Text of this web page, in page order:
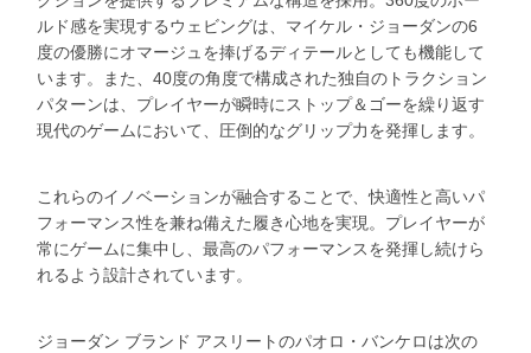
ルド感を実現するウェビングは、マイケル・ジョーダンの6
度の優勝にオマージュを捧げるディテールとしても機能して
います。また、40度の角度で構成された独自のトラクション
パターンは、プレイヤーが瞬時にストップ＆ゴーを繰り返す
現代のゲームにおいて、圧倒的なグリップ力を発揮します。
これらのイノベーションが融合することで、快適性と高いパ
フォーマンス性を兼ね備えた履き心地を実現。プレイヤーが
常にゲームに集中し、最高のパフォーマンスを発揮し続けら
れるよう設計されています。
ジョーダン ブランド アスリートのパオロ・バンケロは次の